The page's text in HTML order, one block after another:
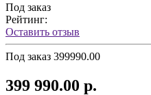
Под заказ
Рейтинг:
Оставить отзыв
Под заказ 399990.00
399 990.00 р.